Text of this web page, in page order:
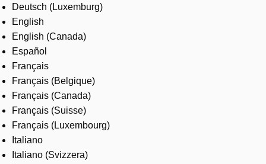
Contact us
Careers
Deutsch (Luxemburg)
English
English (Canada)
Español
Français
Français (Belgique)
Français (Canada)
Français (Suisse)
Français (Luxembourg)
Italiano
Italiano (Svizzera)